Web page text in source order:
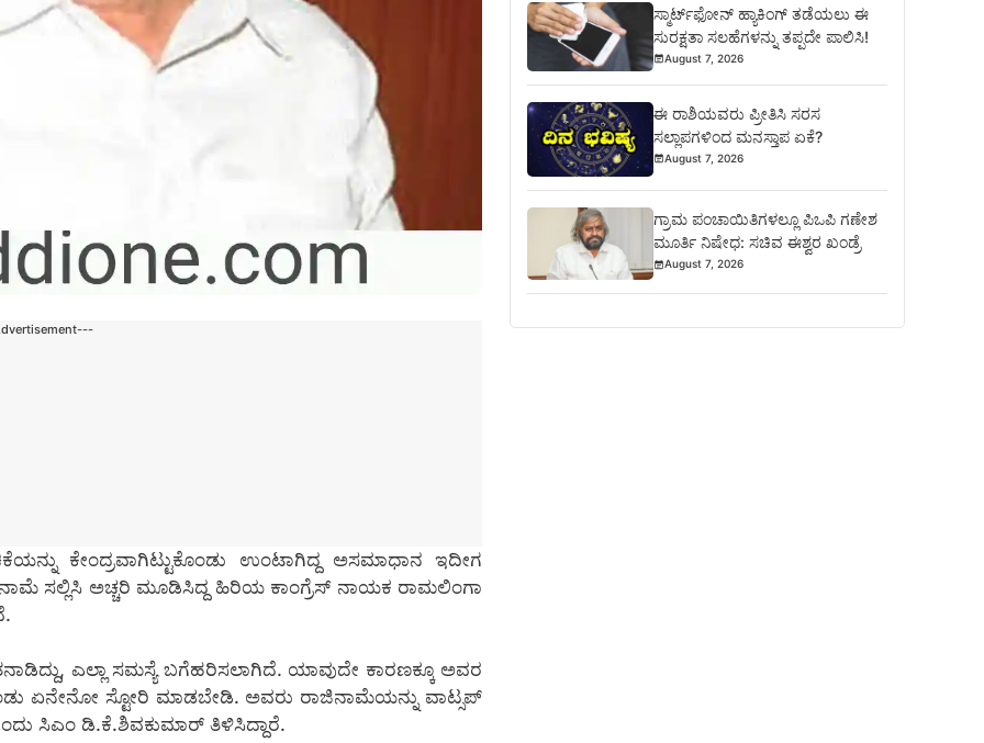
ಕೇಂದ್ರವಾಗಿಟ್ಟುಕೊಂಡು ಉಂಟಾಗಿದ್ದ ಅಸಮಾಧಾನ ಇದೀಗ
ಸಲ್ಲಿಸಿ ಅಚ್ಚರಿ ಮೂಡಿಸಿದ್ದ ಹಿರಿಯ ಕಾಂಗ್ರೆಸ್ ನಾಯಕ ರಾಮಲಿಂಗಾ
ಎಲ್ಲಾ ಸಮಸ್ಯೆ ಬಗೆಹರಿಸಲಾಗಿದೆ. ಯಾವುದೇ ಕಾರಣಕ್ಕೂ ಅವರ
ಏನೇನೋ ಸ್ಟೋರಿ ಮಾಡಬೇಡಿ. ಅವರು ರಾಜಿನಾಮೆಯನ್ನು ವಾಟ್ಸಪ್
ಸಿಎಂ ಡಿ.ಕೆ.ಶಿವಕುಮಾರ್ ತಿಳಿಸಿದ್ದಾರೆ.
ಸ್ಮಾರ್ಟ್‌ಫೋನ್ ಹ್ಯಾಕಿಂಗ್ ತಡೆಯಲು ಈ
ಸುರಕ್ಷತಾ ಸಲಹೆಗಳನ್ನು ತಪ್ಪದೇ ಪಾಲಿಸಿ!
August 7, 2026
ಈ ರಾಶಿಯವರು ಪ್ರೀತಿಸಿ ಸರಸ
ಸಲ್ಲಾಪಗಳಿಂದ ಮನಸ್ತಾಪ ಏಕೆ?
August 7, 2026
ಗ್ರಾಮ ಪಂಚಾಯಿತಿಗಳಲ್ಲೂ ಪಿಒಪಿ ಗಣೇಶ
ಮೂರ್ತಿ ನಿಷೇಧ: ಸಚಿವ ಈಶ್ವರ ಖಂಡ್ರೆ
August 7, 2026